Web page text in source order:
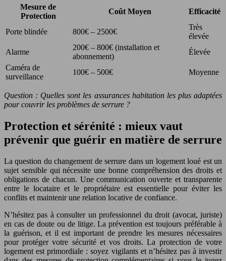
Mesure de
Protection
Coût Moyen Efficacité
Porte blindée 800€ – 2500€
Très
élevée
Alarme
200€ – 800€ (installation et
abonnement)
Élevée
Caméra de
surveillance
100€ – 500€ Moyenne
Question : Quelles sont les assurances habitation les plus adaptées
pour couvrir les problèmes de serrure ?
Protection et sérénité : mieux vaut
prévenir que guérir en matière de serrure
La question du changement de serrure dans un logement loué est un
sujet sensible qui nécessite une bonne compréhension des droits et
obligations de chacun. Une communication ouverte et transparente
entre le locataire et le propriétaire est essentielle pour éviter les
conflits et maintenir une relation locative de confiance.
N’hésitez pas à consulter un professionnel du droit (avocat, juriste)
en cas de doute ou de litige. La prévention est toujours préférable à
la guérison, et il est important de prendre les mesures nécessaires
pour protéger votre sécurité et vos droits. La protection de votre
logement est primordiale : soyez vigilants et n’hésitez pas à investir